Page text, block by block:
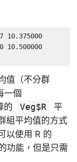
10.375000
10.500000
值（不分群
一個
的 Veg$R
平
組平均值的方式
以使用 R 的
功能，但是只需